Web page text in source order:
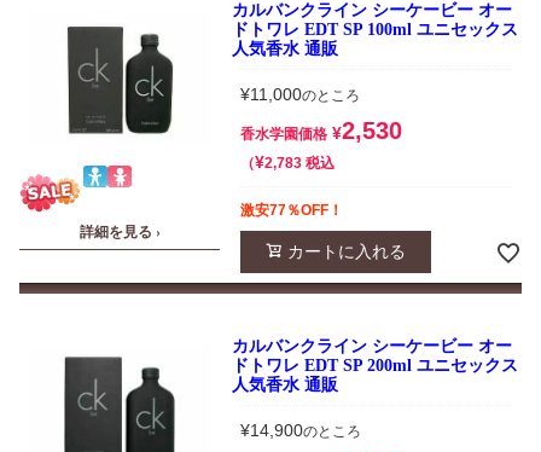
詳細を見る ›
カルバンクライン シーケービー オー
ドトワレ EDT SP 100ml ユニセックス
人気香水 通販
¥11,000のところ
香水学園価格 ¥2,530
¥2,783 税込
激安77％OFF！
カートに入れる
カルバンクライン シーケービー オー
ドトワレ EDT SP 200ml ユニセックス
人気香水 通販
¥14,900のところ